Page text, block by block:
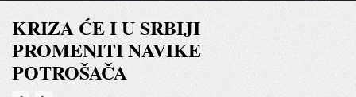
KRIZA ĆE I U SRBIJI
PROMENITI NAVIKE
POTROŠAČA